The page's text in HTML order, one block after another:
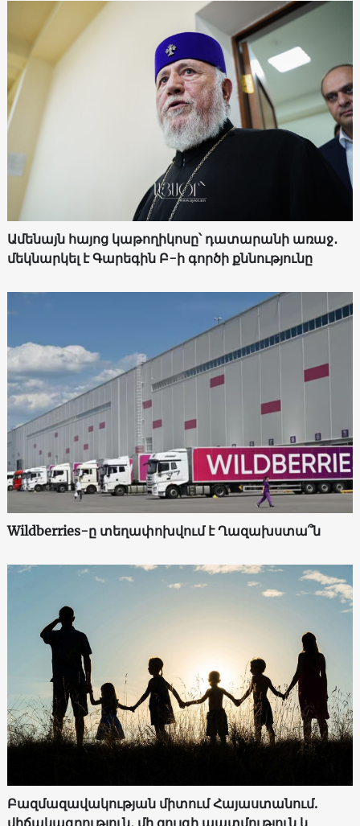
Ամենայն հայոց կաթողիկոսը՝ դատարանի առաջ․
մեկնարկել է Գարեգին Բ-ի գործի քննությունը
Wildberries-ը տեղափոխվում է Ղազախստա՞ն
Բազմազավակության միտում Հայաստանում.
վիճակագրություն, մի զույգի պատմություն և